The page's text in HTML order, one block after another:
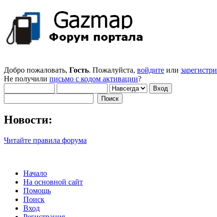
Добро пожаловать, Гость. Пожалуйста, войдите или
Не получили письмо с кодом активации?
Новости:
Читайте правила форума
Начало
На основной сайт
Помощь
Поиск
Вход